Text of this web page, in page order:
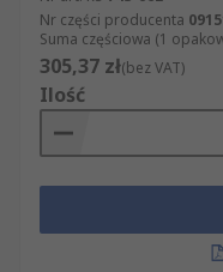
Nr części producenta
Suma częściowa (1
305,37 zł(bez VAT)
Ilość